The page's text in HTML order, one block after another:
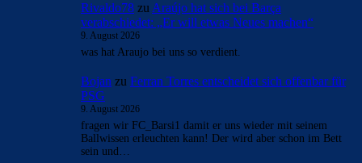
- Anzeige -
AKTUELLE USER-KOMMENTARE